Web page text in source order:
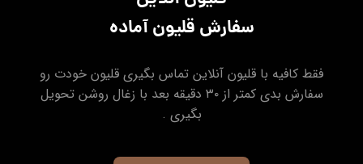
سفارش قلیون آماده
فقط کافیه با قلیون آنلاین تماس بگیری قلیون خودت رو
سفارش بدی کمتر از ۳۰ دقیقه بعد با زغال روشن تحویل
بگیری .